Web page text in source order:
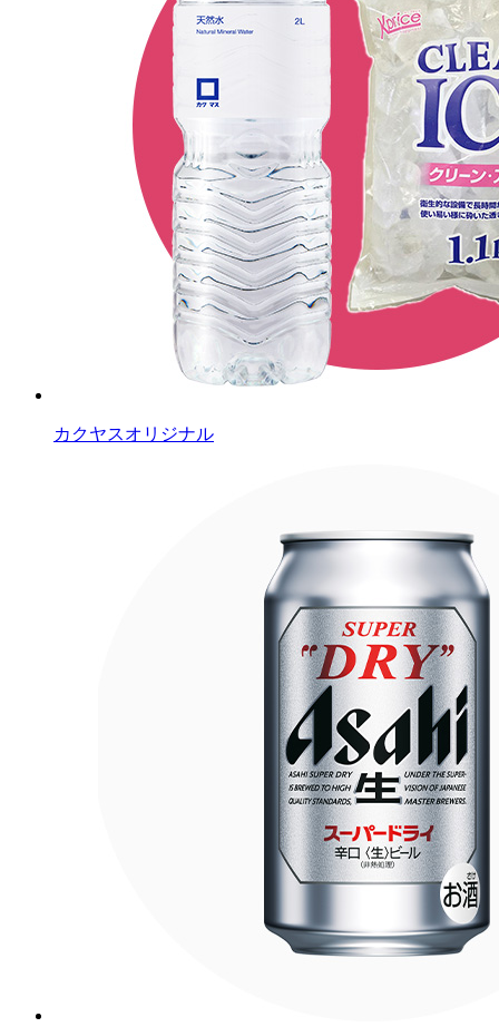
カクヤスオリジナル